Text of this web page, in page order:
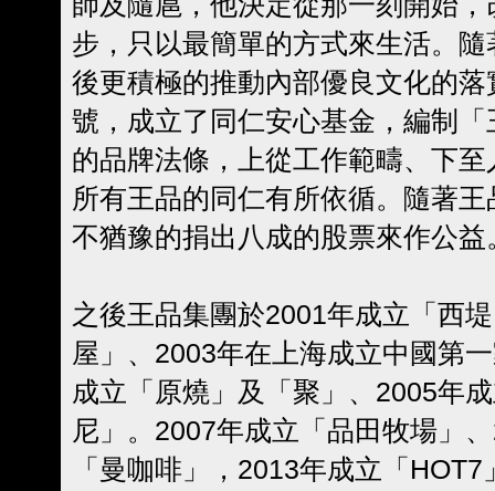
步，只以最簡單的方式來生活。
後更積極的推動內部優良文化的
號，成立了同仁安心基金，編制
的品牌法條，上從工作範疇、下
所有王品的同仁有所依循。隨著
不猶豫的捐出八成的股票來作公益
之後王品集團於2001年成立「西
屋」、2003年在上海成立中國第
成立「原燒」及「聚」、2005年
尼」。2007年成立「品田牧場」
「曼咖啡」，2013年成立「